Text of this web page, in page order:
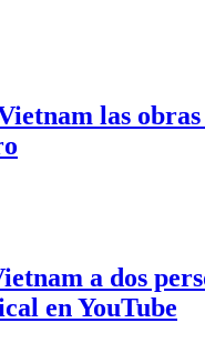
las obras
a dos
en YouTube